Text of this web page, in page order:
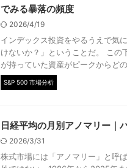
でみる暴落の頻度
2026/4/19
インデックス投資をやるうえで気
けないか？」ということだ。 この
が持っていた資産がピークからど
S&P 500 市場分析
日経平均の月別アノマリー｜
2026/3/31
株式市場には「アノマリー」と呼